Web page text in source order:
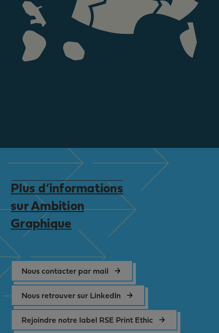
Plus d’informations
sur Ambition
Graphique
Nous contacter par mail
Nous retrouver sur LinkedIn
Rejoindre notre label RSE Print Ethic